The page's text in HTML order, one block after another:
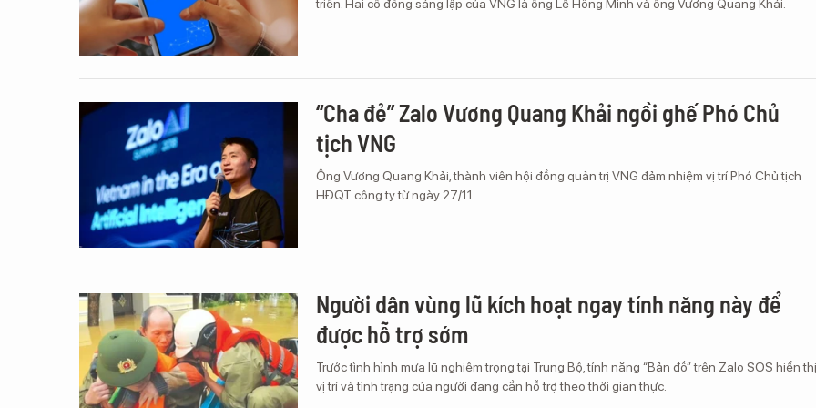
triển. Hai cổ đông sáng lập của VNG là ông Lê Hồng Minh và ông Vương Quang Khải.
“Cha đẻ” Zalo Vương Quang Khải ngồi ghế Phó Chủ
tịch VNG
Ông Vương Quang Khải, thành viên hội đồng quản trị VNG đảm nhiệm vị trí Phó Chủ tịch
HĐQT công ty từ ngày 27/11.
Người dân vùng lũ kích hoạt ngay tính năng này để
được hỗ trợ sớm
Trước tình hình mưa lũ nghiêm trọng tại Trung Bộ, tính năng “Bản đồ” trên Zalo SOS hiển thị
vị trí và tình trạng của người đang cần hỗ trợ theo thời gian thực.